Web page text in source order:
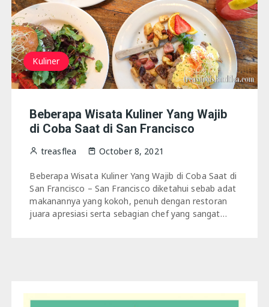
Kuliner
Beberapa Wisata Kuliner Yang Wajib
di Coba Saat di San Francisco
treasflea October 8, 2021
Beberapa Wisata Kuliner Yang Wajib di Coba Saat di
San Francisco – San Francisco diketahui sebab adat
makanannya yang kokoh, penuh dengan restoran
juara apresiasi serta sebagian chef yang sangat…